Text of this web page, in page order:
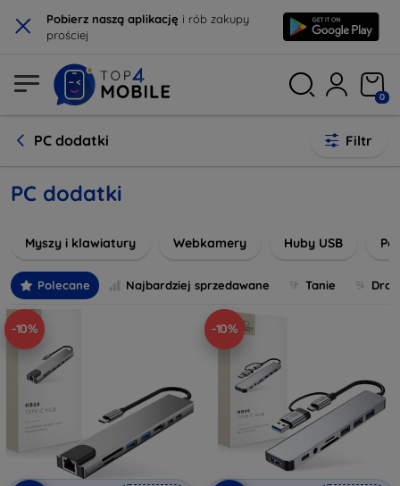
× Pobierz naszą aplikację i rób zakupy
prościej
0
PC dodatki Filtr
PC dodatki
Myszy i klawiatury Webkamery Huby USB
Polecane Najbardziej sprzedawane Tanie
-10% -10%